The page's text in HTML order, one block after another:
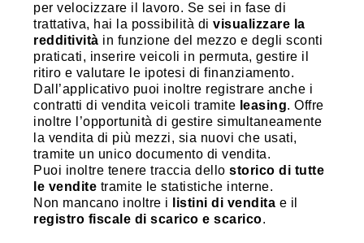
per velocizzare il lavoro. Se sei in fase di
trattativa, hai la possibilità di visualizzare la
redditività in funzione del mezzo e degli sconti
praticati, inserire veicoli in permuta, gestire il
ritiro e valutare le ipotesi di finanziamento.
Dall’applicativo puoi inoltre registrare anche i
contratti di vendita veicoli tramite leasing. Offre
inoltre l’opportunità di gestire simultaneamente
la vendita di più mezzi, sia nuovi che usati,
tramite un unico documento di vendita.
Puoi inoltre tenere traccia dello storico di tutte
le vendite tramite le statistiche interne.
Non mancano inoltre i
listini di vendita e il
registro fiscale di scarico e scarico.